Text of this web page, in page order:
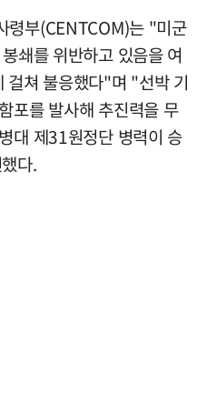
령부(CENTCOM)는 "미군
쇄를 위반하고 있음을 여
걸쳐 불응했다"며 "선박 기
포를 발사해 추진력을 무
대 제31원정단 병력이 승
다.